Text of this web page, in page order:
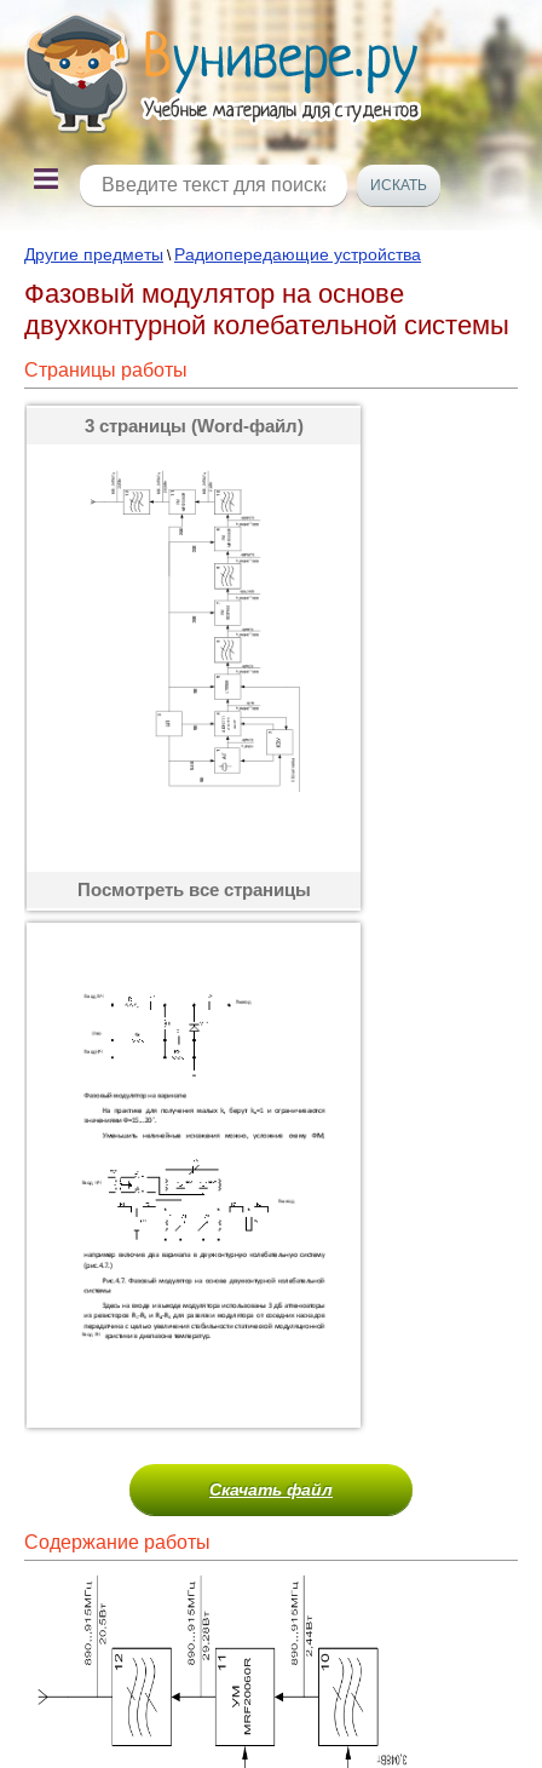
Другие предметы \ Радиопередающие устройства
Фазовый модулятор на основе
двухконтурной колебательной системы
Страницы работы
3 страницы (Word-файл)
Посмотреть все страницы
Скачать файл
Содержание работы